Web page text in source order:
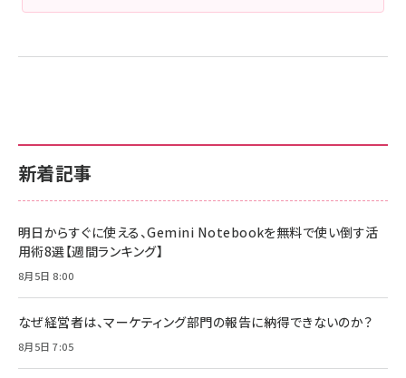
新着記事
明日からすぐに使える、Gemini Notebookを無料で使い倒す活
用術8選【週間ランキング】
8月5日 8:00
なぜ経営者は、マーケティング部門の報告に納得できないのか？
8月5日 7:05